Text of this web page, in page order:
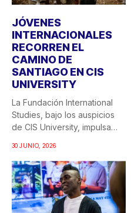
JÓVENES
INTERNACIONALES
RECORREN EL
CAMINO DE
SANTIAGO EN CIS
UNIVERSITY
La Fundación International
Studies, bajo los auspicios
de CIS University, impulsa
30 JUNIO, 2026